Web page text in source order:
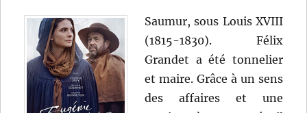
Saumur, sous Louis XVIII
(1815-1830). Félix
Grandet a été tonnelier
et maire. Grâce à un sens
des affaires et une